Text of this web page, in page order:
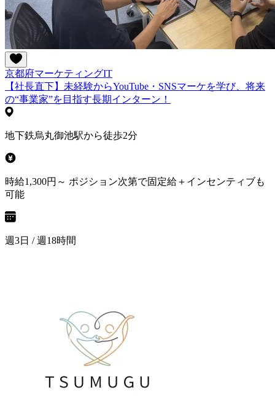
京都府マーケティングIT
【社長直下】未経験からYouTube・SNSマーケを学び、将来
の“事業家”を目指す長期インターン！
地下鉄烏丸御池駅から徒歩2分
時給1,300円～ ポジション次第で固定給＋インセンティブも
可能
週3日 / 週18時間